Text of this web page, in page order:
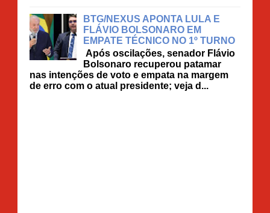
BTG/NEXUS APONTA LULA E
FLÁVIO BOLSONARO EM
EMPATE TÉCNICO NO 1º TURNO
Após oscilações, senador Flávio
Bolsonaro recuperou patamar
nas intenções de voto e empata na margem
de erro com o atual presidente; veja d...